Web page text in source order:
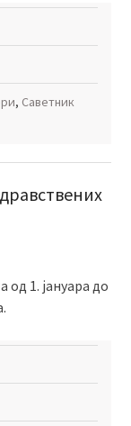
, Саветник
од 1. јануара до